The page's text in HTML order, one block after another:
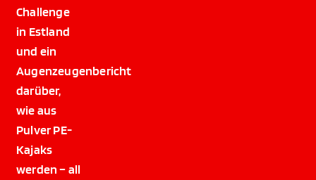
Challenge
in Estland
und ein
Augenzeugenbericht
darüber,
wie aus
Pulver PE-
Kajaks
werden – all